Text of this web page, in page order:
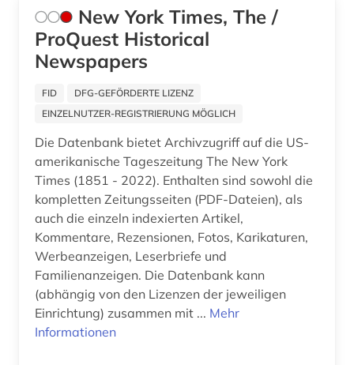
New York Times, The /
ProQuest Historical
Newspapers
FID
DFG-GEFÖRDERTE LIZENZ
EINZELNUTZER-REGISTRIERUNG MÖGLICH
Die Datenbank bietet Archivzugriff auf die US-
amerikanische Tageszeitung The New York
Times (1851 - 2022). Enthalten sind sowohl die
kompletten Zeitungsseiten (PDF-Dateien), als
auch die einzeln indexierten Artikel,
Kommentare, Rezensionen, Fotos, Karikaturen,
Werbeanzeigen, Leserbriefe und
Familienanzeigen. Die Datenbank kann
(abhängig von den Lizenzen der jeweiligen
Einrichtung) zusammen mit ... Mehr
Informationen